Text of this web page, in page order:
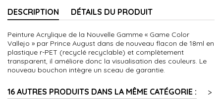
DESCRIPTION DÉTAILS DU PRODUIT
Peinture Acrylique de la Nouvelle Gamme « Game Color
Vallejo » par Prince August dans de nouveau flacon de 18ml en
plastique r-PET (recyclé recyclable) et complètement
transparent, il améliore donc la visualisation des couleurs. Le
nouveau bouchon intègre un sceau de garantie.
16 AUTRES PRODUITS DANS LA MÊME CATÉGORIE :
>